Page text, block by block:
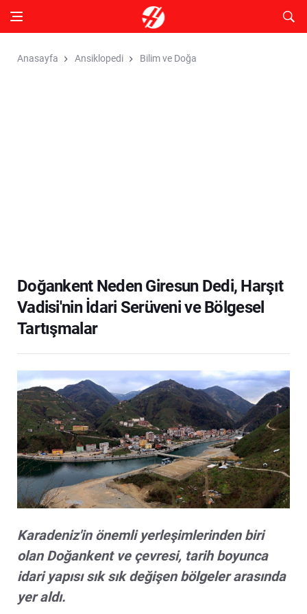
Anasayfa Ansiklopedi Bilim ve Doğa
Doğankent Neden Giresun Dedi, Harşıt
Vadisi'nin İdari Serüveni ve Bölgesel
Tartışmalar
Karadeniz'in önemli yerleşimlerinden biri
olan Doğankent ve çevresi, tarih boyunca
idari yapısı sık sık değişen bölgeler arasında
yer aldı.